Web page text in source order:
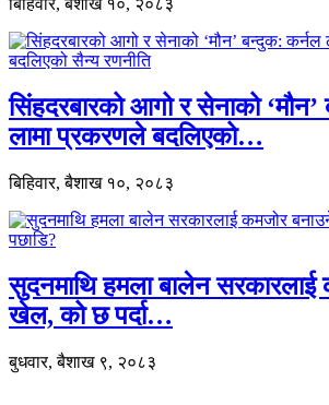
बिहिवार, बैशाख १०, २०८३
सिंहदरबारको आगो र सेनाको
लामा प्रकरणले बदलिएको…
बिहिवार, बैशाख १०, २०८३
सुदनमाथि हमला बालेन
खेल, को छ पर्दा…
बुधवार, बैशाख ९, २०८३